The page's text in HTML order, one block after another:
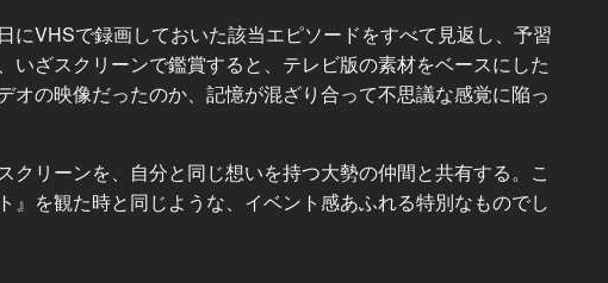
VHSで録画しておいた該当エピソードをすべて見返し、予習
ざスクリーンで鑑賞すると、テレビ版の素材をベースにした
の映像だったのか、記憶が混ざり合って不思議な感覚に陥っ
リーンを、自分と同じ想いを持つ大勢の仲間と共有する。こ
を観た時と同じような、イベント感あふれる特別なものでし